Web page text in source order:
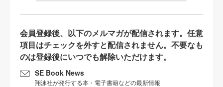
会員登録後、以下のメルマガが配信されます。任意
項目はチェックを外すと配信されません。不要なも
のは登録後にいつでも解除いただけます。
SE Book News
翔泳社が発行する本・電子書籍などの最新情報